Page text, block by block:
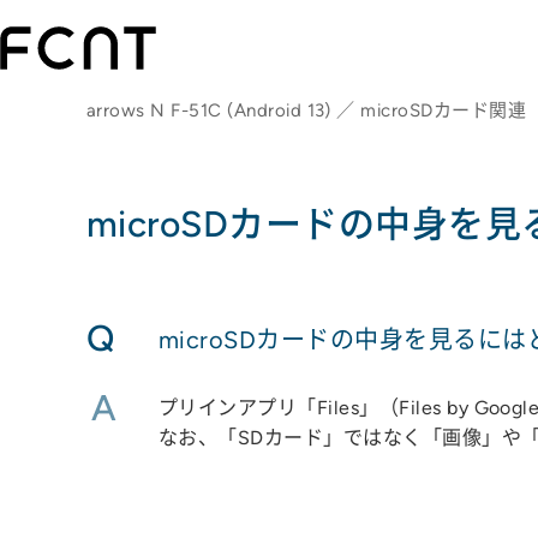
arrows N F-51C (Android 13) ／ microSDカード関連
microSDカードの中身を
Q microSDカードの中身を見るには
A
プリインアプリ「Files」（Files by
なお、「SDカード」ではなく「画像」や